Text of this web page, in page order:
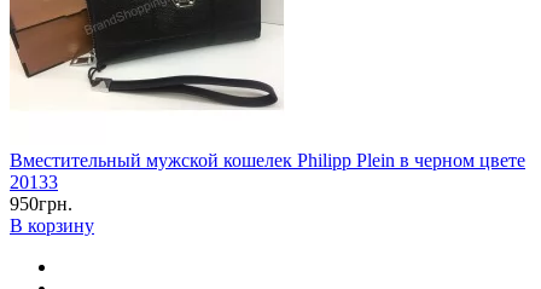
Вместительный мужской кошелек Philipp Plein в черном цвете
20133
950грн.
В корзину